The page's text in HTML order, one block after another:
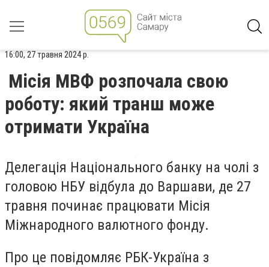
16:00, 27 травня 2024 р.
Місія МВФ розпочала свою
роботу: який транш може
отримати Україна
Делегація Національного банку на чолі з
головою НБУ відбула до Варшави, де 27
травня починає працювати Місія
Міжнародного валютного фонду.
Про це повідомляє РБК-Україна з